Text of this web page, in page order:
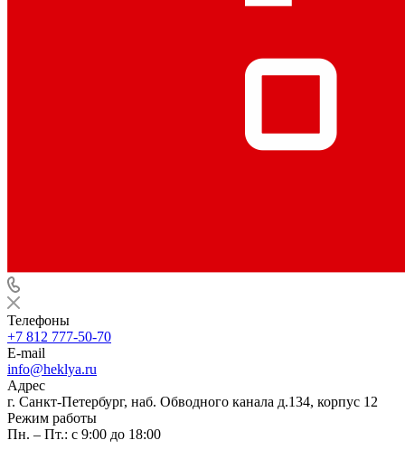
Телефоны
+7 812 777-50-70
E-mail
info@heklya.ru
Адрес
г. Санкт-Петербург, наб. Обводного канала д.134, корпус 12
Режим работы
Пн. – Пт.: с 9:00 до 18:00